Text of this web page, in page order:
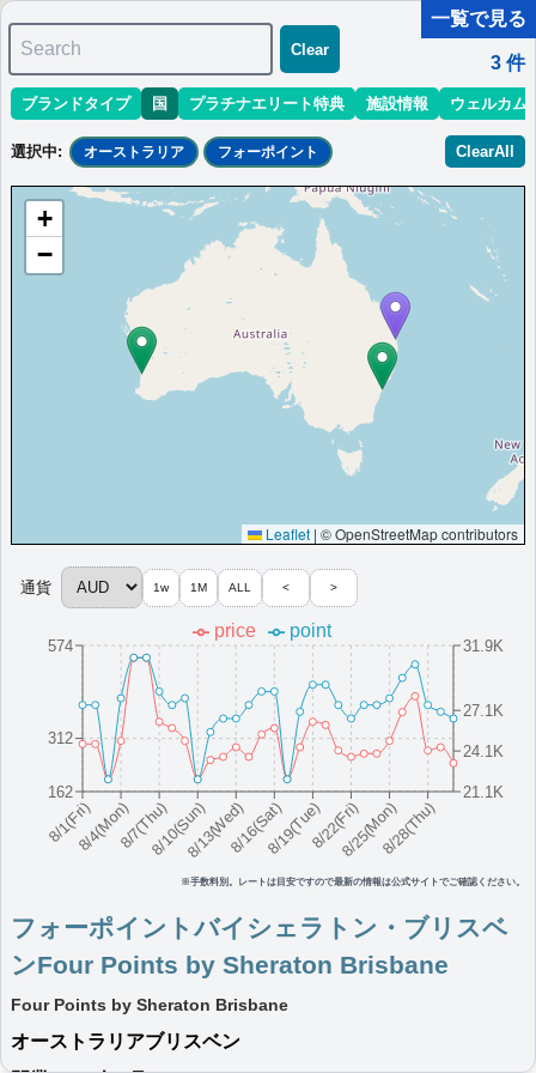
マリオット最新情報ホテル情報(アジア)ホテル特典攻略
1 - 3 件 / 全 3 件
並び替え 開業時期 エリア
フォーポイントバイシェラトン・ブリスベ
ンFour Points by Sheraton Brisbane
Four Points by Sheraton Brisbane
オーストラリア
ブリスベン
197
情報サイト:Point
Hacks
ウェルカムギフト朝食選択可,ラウンジアクセス有
（ラウンジ設置ホテルのみ）,客室アップグレード有（スイート含む）,ルーフ
More...
フォーポイントバイシェラトン・パース
Four Points by Sheraton Perth
パースにあるホテルです。広々とした客室、イベントスペース、
カジュアルなレストラン、ジムを備えています。
オーストラリア
パース
開業:2010
最低価格目安:￥
AUD
情報サイト:Beachtown
Motel
Marriott Bonvoyで価格をみる
（ラウンジ設置ホテルのみ）,客室アップグレード有（スイート含む）
More...
フォーポイントバイシェラトン・シドニ
ー，セントラルパークFour Points by
Sheraton Sydney
一覧で見る
Search
Clear
3 件
ブランドタイプ 国 プラチナエリート特典 施設情報 ウェルカム
選択中: オーストラリア フォーポイント ClearAll
+
−
Leaflet | © OpenStreetMap contributors
8/1(Fri)8/4(Mon)8/7(Thu)8/10(Sun)8/13(Wed)8/16(Sat)8/19(Tue)8/22(Fri)8/25(Mon)8/28(Thu)
162
312
574
21.1K
24.1K
27.1K
31.9K
price point
※手数料別。レートは目安ですので最新の情報は公式サイトでご確認ください。
通貨 1w 1M ALL < >
フォーポイントバイシェラトン・ブリスベ
ンFour Points by Sheraton Brisbane
Four Points by Sheraton Brisbane
オーストラリアブリスベン